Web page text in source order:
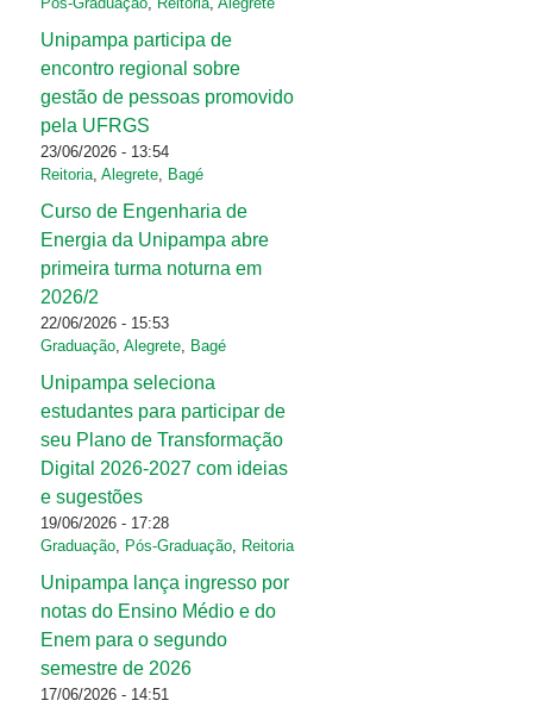
Unipampa participa de
encontro regional sobre
gestão de pessoas promovido
pela UFRGS
23/06/2026 - 13:54
Reitoria, Alegrete, Bagé
Curso de Engenharia de
Energia da Unipampa abre
primeira turma noturna em
2026/2
22/06/2026 - 15:53
Graduação, Alegrete, Bagé
Unipampa seleciona
estudantes para participar de
seu Plano de Transformação
Digital 2026-2027 com ideias
e sugestões
19/06/2026 - 17:28
Graduação, Pós-Graduação, Reitoria
Unipampa lança ingresso por
notas do Ensino Médio e do
Enem para o segundo
semestre de 2026
17/06/2026 - 14:51